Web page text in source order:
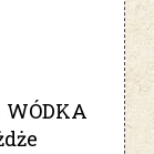
WÓDKA